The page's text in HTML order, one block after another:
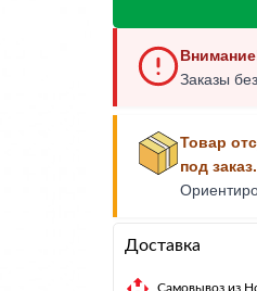
нож
Заказы
Товар
под заказ.
Доставка
Самовывоз из